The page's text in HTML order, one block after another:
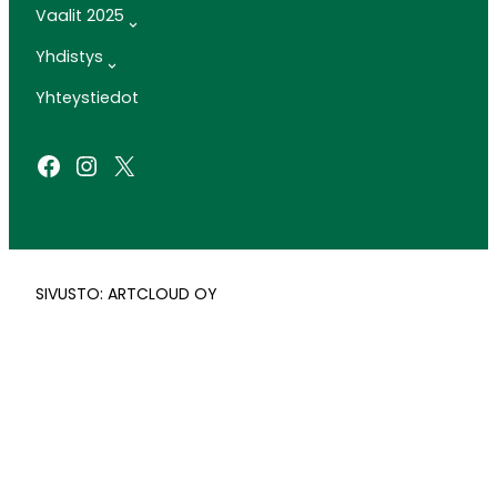
Vaalit 2025
Yhdistys
Yhteystiedot
Facebook Instagram X
SIVUSTO: ARTCLOUD OY